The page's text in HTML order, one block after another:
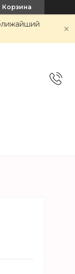
Корзина